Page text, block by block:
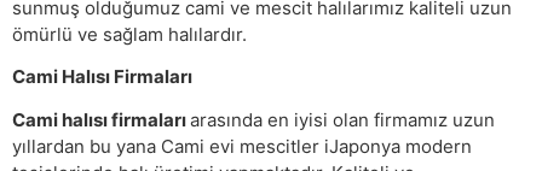
sunmuş olduğumuz cami ve mescit halılarımız kaliteli uzun
ömürlü ve sağlam halılardır.
Cami Halısı Firmaları
Cami halısı firmalarıarasında en iyisi olan firmamız uzun
yıllardan bu yana Cami evi mescitler iJaponya modern